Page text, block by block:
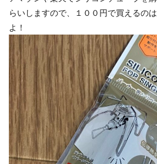
らいしますので、１００円で買えるの
よ！